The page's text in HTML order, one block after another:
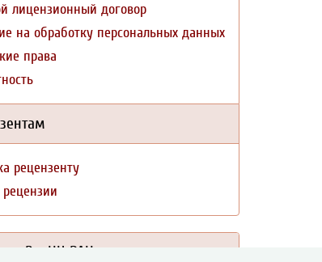
лицензионный договор
на обработку персональных данных
права
рецензенту
ВолНЦ РАН